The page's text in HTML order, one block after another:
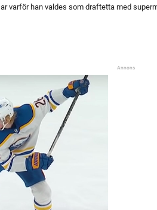
varför han valdes som draftetta med